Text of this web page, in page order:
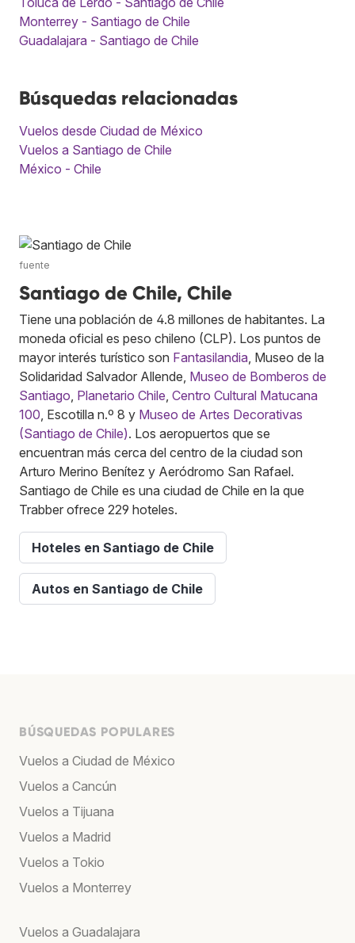
Monterrey - Santiago de Chile
Guadalajara - Santiago de Chile
Búsquedas relacionadas
Vuelos desde Ciudad de México
Vuelos a Santiago de Chile
México - Chile
fuente
Santiago de Chile, Chile
Tiene una población de 4.8 millones de habitantes. La
moneda oficial es peso chileno (CLP). Los puntos de
mayor interés turístico son Fantasilandia , Museo de la
Solidaridad Salvador Allende, Museo de Bomberos de
Santiago Planetario Chile Centro Cultural Matucana
100 , Escotilla n.º 8 y Museo de Artes Decorativas
(Santiago de Chile). Los aeropuertos que se
encuentran más cerca del centro de la ciudad son
Arturo Merino Benítez y Aeródromo San Rafael.
Santiago de Chile es una ciudad de Chile en la que
Trabber ofrece 229 hoteles.
Hoteles en Santiago de Chile
Autos en Santiago de Chile
BÚSQUEDAS POPULARES
Vuelos a Ciudad de México
Vuelos a Cancún
Vuelos a Tijuana
Vuelos a Madrid
Vuelos a Tokio
Vuelos a Monterrey
Vuelos a Guadalajara